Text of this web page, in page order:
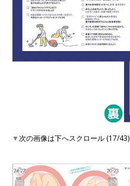
▼次の画像は下へスクロール (17/43)